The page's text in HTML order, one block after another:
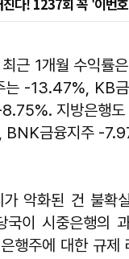
근 1개월 수익률
는 -13.47%, KB
지방은행
BNK금융지주 -
악화된 건 불확
국이 시중은행의
행주에 대한 규제